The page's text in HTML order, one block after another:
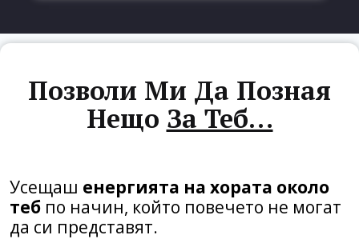
Позволи Ми Да Позная
Нещо За Теб…
Усещаш енергията на хората около
теб по начин, който повечето не могат
да си представят.